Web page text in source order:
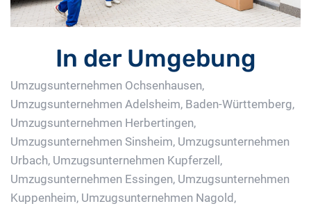
In der Umgebung
Umzugsunternehmen Ochsenhausen,
Umzugsunternehmen Adelsheim, Baden-Württemberg,
Umzugsunternehmen Herbertingen,
Umzugsunternehmen Sinsheim, Umzugsunternehmen
Urbach, Umzugsunternehmen Kupferzell ,
Umzugsunternehmen Essingen, Umzugsunternehmen
Kuppenheim, Umzugsunternehmen Nagold ,